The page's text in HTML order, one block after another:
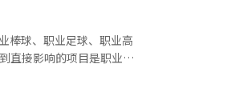
入上。政府计划逐步制
、业务重组和替代原料引
及零部件产业将转型为
棒球、职业足球、职业高
日举行的KBO联赛及未